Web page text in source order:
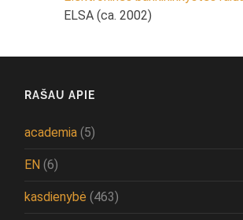
ELSA (ca. 2002)
RAŠAU APIE
academia (5)
EN (6)
kasdienybė (463)